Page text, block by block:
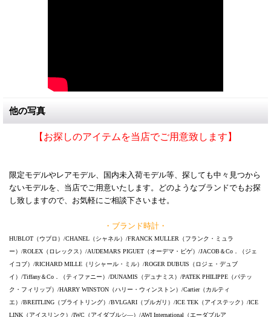
他の写真
【お探しのアイテムを当店でご用意致します】
限定モデルやレアモデル、国内未入荷モデル等、探しても中々見つから
ないモデルを、当店でご用意いたします。どのようなブランドでもお探
し致しますので、お気軽にご相談下さいませ。
・ブランド時計・
HUBLOT（ウブロ）/CHANEL（シャネル）/FRANCK MULLER（フランク・ミュラ
ー）/ROLEX（ロレックス）/AUDEMARS PIGUET（オーデマ・ピゲ）/JACOB＆Co．（ジェ
イコブ）/RICHARD MILLE（リシャール・ミル）/ROGER DUBUIS（ロジェ・デュブ
イ）/Tiffany＆Co．（ティファニー）/DUNAMIS（デュナミス）/PATEK PHILIPPE（パテッ
ク・フィリップ）/HARRY WINSTON（ハリー・ウィンストン）/Cartier（カルティ
エ）/BREITLING（ブライトリング）/BVLGARI（ブルガリ）/ICE TEK（アイステック）/ICE
LINK（アイスリンク）/IWC（アイダブルシ―）/AWI International（エーダブルア